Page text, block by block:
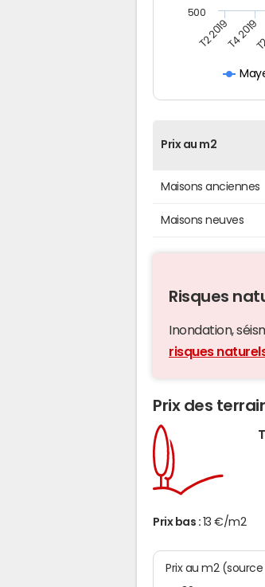
T2 2019T4 2019
500
Prix au m2
Maisons anciennes
Maisons neuves
Risques
Inondation,
risques
Prix des
Prix bas : 13 €/m2
Prix au m2